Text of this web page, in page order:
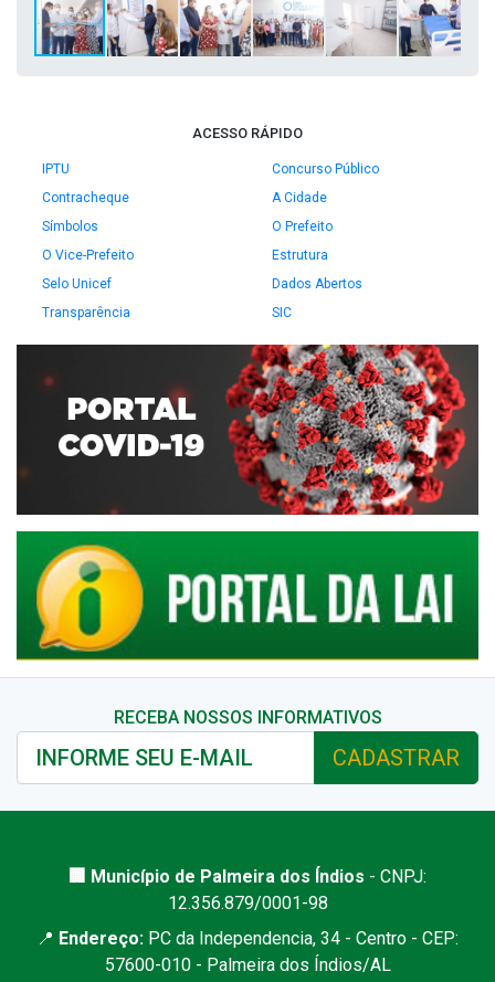
ACESSO RÁPIDO
IPTU
Concurso Público
Contracheque
A Cidade
Símbolos
O Prefeito
O Vice-Prefeito
Estrutura
Selo Unicef
Dados Abertos
Transparência
SIC
RECEBA NOSSOS INFORMATIVOS
CADASTRAR
🏢 Município de Palmeira dos Índios - CNPJ:
12.356.879/0001-98
📍 Endereço: PC da Independencia, 34 - Centro - CEP:
57600-010 - Palmeira dos Índios/AL